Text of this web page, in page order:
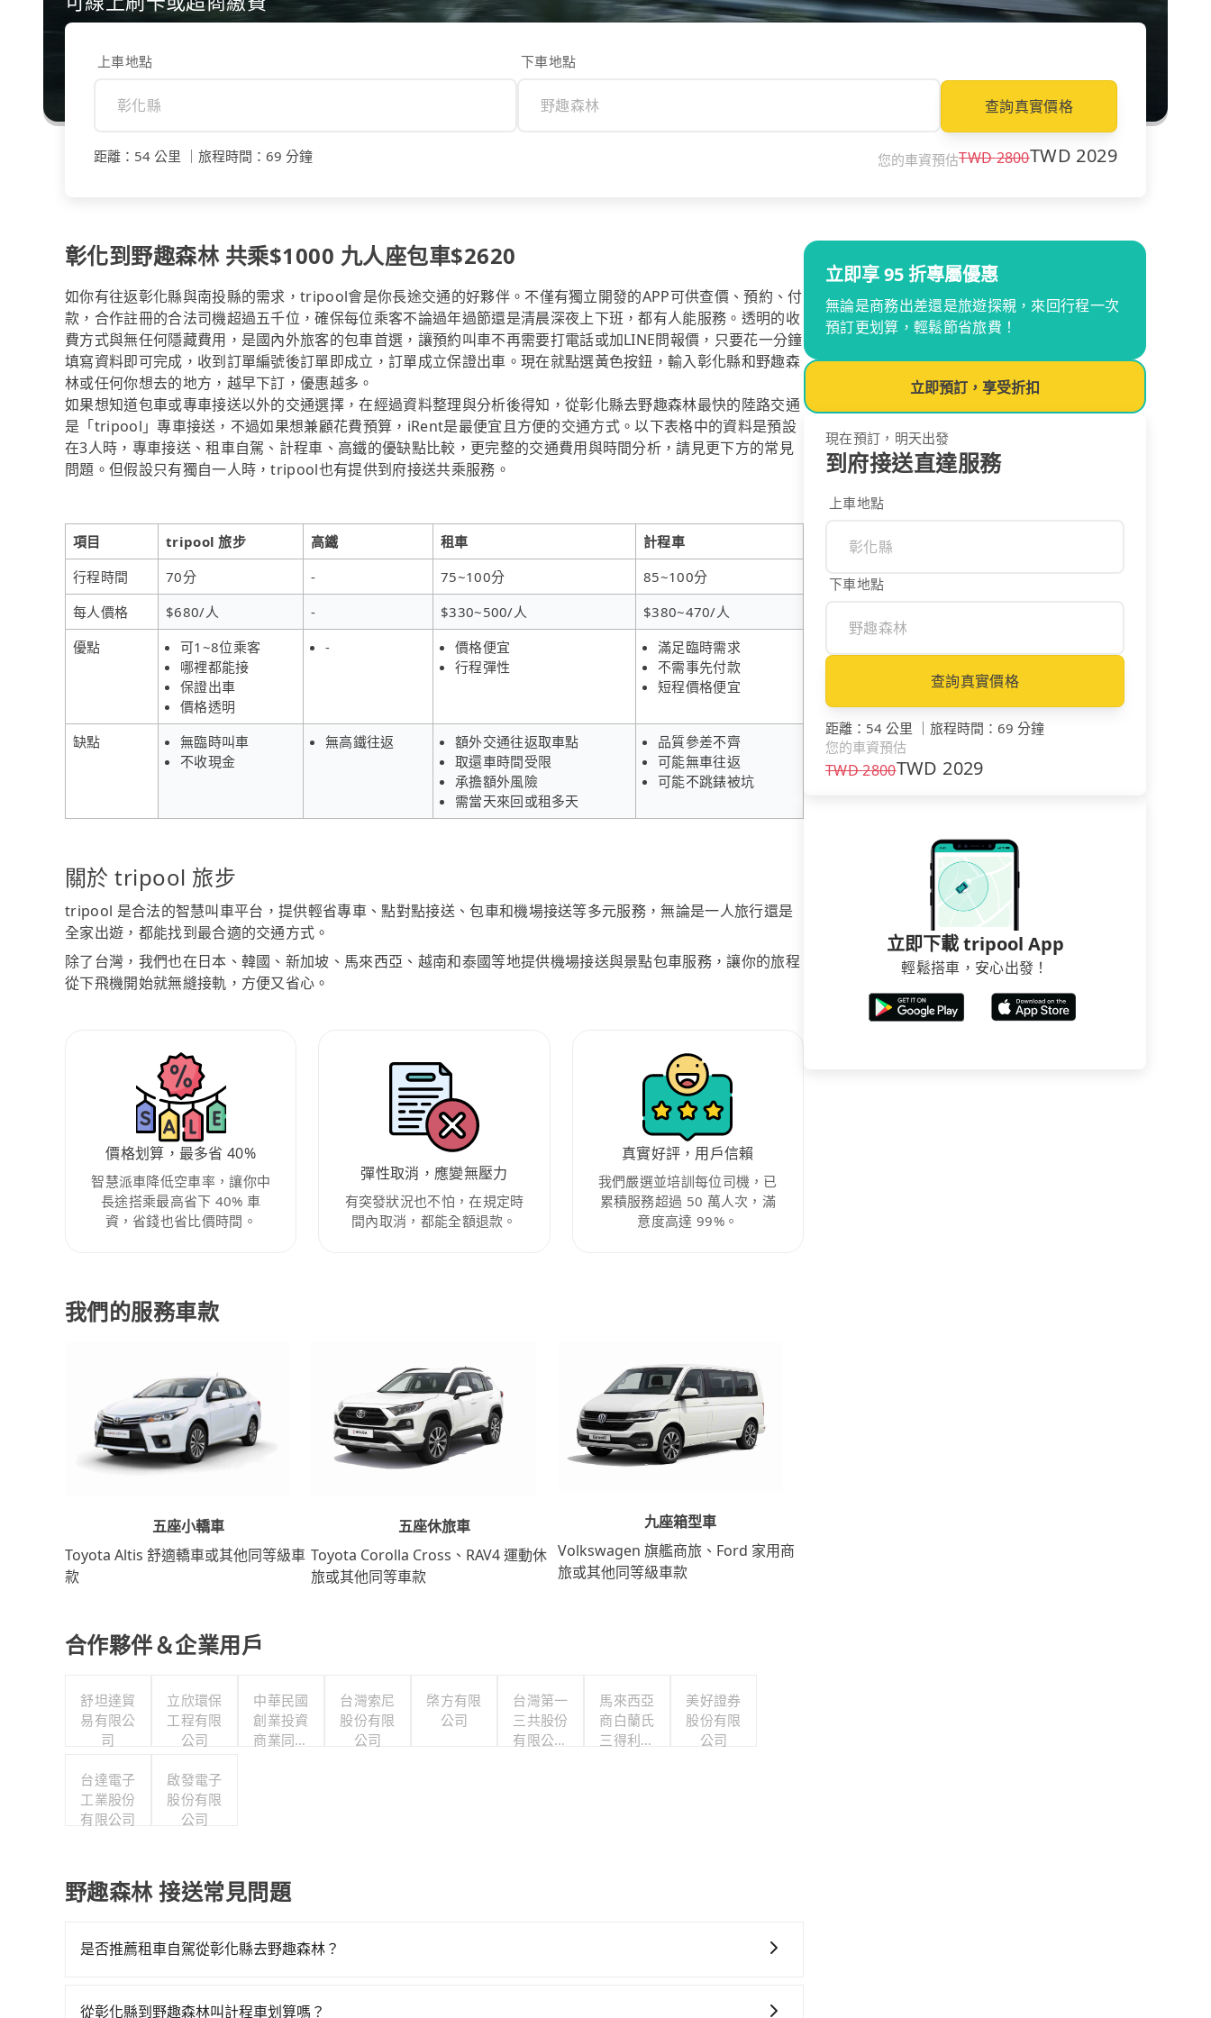
上車地點 下車地點
查詢真實價格
距離 ： 54 公里 旅程時間 ： 69 分鐘 您的車資預估TWD2800TWD 2029
彰化到野趣森林 共乘$1000 九人座包車$2620
如你有往返彰化縣與南投縣的需求，tripool會是你長途交通的好夥伴。不僅有獨立開發的APP可供查價、預約、付
款，合作註冊的合法司機超過五千位，確保每位乘客不論過年過節還是清晨深夜上下班，都有人能服務。透明的收
費方式與無任何隱藏費用，是國內外旅客的包車首選，讓預約叫車不再需要打電話或加LINE問報價，只要花一分鐘
填寫資料即可完成，收到訂單編號後訂單即成立，訂單成立保證出車。現在就點選黃色按鈕，輸入彰化縣和野趣森
林或任何你想去的地方，越早下訂，優惠越多。
如果想知道包車或專車接送以外的交通選擇，在經過資料整理與分析後得知，從彰化縣去野趣森林最快的陸路交通
是「tripool」專車接送，不過如果想兼顧花費預算，iRent是最便宜且方便的交通方式。以下表格中的資料是預設
在3人時，專車接送、租車自駕、計程車、高鐵的優缺點比較，更完整的交通費用與時間分析，請見更下方的常見
問題。但假設只有獨自一人時，tripool也有提供到府接送共乘服務。
項目 tripool 旅步 高鐵 租車
計程車
行程時間
70分 - 75~100分
85~100分
每人價格
$680/人 - $330~500/人
$380~470/人
優點
可1~8位乘客
哪裡都能接
保證出車
價格透明
-
價格便宜
行程彈性
滿足臨時需求
不需事先付款
短程價格便宜
缺點
無臨時叫車
不收現金
無高鐵往返
額外交通往返取車點
取還車時間受限
承擔額外風險
需當天來回或租多天
品質參差不齊
可能無車往返
可能不跳錶被坑
關於 tripool 旅步
tripool 是合法的智慧叫車平台，提供輕省專車、點對點接送、包車和機場接送等多元服務，無論是一人旅行還是
全家出遊，都能找到最合適的交通方式。
除了台灣，我們也在日本、韓國、新加坡、馬來西亞、越南和泰國等地提供機場接送與景點包車服務，讓你的旅程
從下飛機開始就無縫接軌，方便又省心。
價格划算，最多省 40%
智慧派車降低空車率，讓你中
長途搭乘最高省下 40% 車
資，省錢也省比價時間。
彈性取消，應變無壓力
有突發狀況也不怕，在規定時
間內取消，都能全額退款。
真實好評，用戶信賴
我們嚴選並培訓每位司機，已
累積服務超過 50 萬人次，滿
意度高達 99%。
我們的服務車款
五座小轎車
Toyota Altis 舒適轎車或其他同等級車
款
五座休旅車
Toyota Corolla Cross、RAV4 運動休
旅或其他同等車款
九座箱型車
Volkswagen 旗艦商旅、Ford 家用商
旅或其他同等級車款
合作夥伴＆企業用戶
舒坦達貿
易有限公
司
立欣環保
工程有限
公司
中華民國
創業投資
商業同業
台灣索尼
股份有限
公司
棨方有限
公司
台灣第一
三共股份
有限公司
馬來西亞
商白蘭氏
三得利股
美好證券
股份有限
公司
台達電子
工業股份
有限公司
啟發電子
股份有限
公司
野趣森林 接送常見問題
是否推薦租車自駕從彰化縣去野趣森林？
天就要來回，那在彰化路邊可隨租隨借的iRent應該是你最便宜選擇。註冊完iRent的app後，可以每小時
從彰化縣到野趣森林叫計程車划算嗎？
立即享 95 折專屬優惠
無論是商務出差還是旅遊探親，來回行程一次
預訂更划算，輕鬆節省旅費！
立即預訂，享受折扣
現在預訂，明天出發
到府接送直達服務
上車地點
下車地點
查詢真實價格
距離 ： 54 公里 ｜ 旅程時間 ： 69 分鐘
您的車資預估
TWD2800TWD 2029
立即下載 tripool App
輕鬆搭車，安心出發！